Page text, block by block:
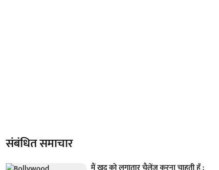
संबंधित समाचार